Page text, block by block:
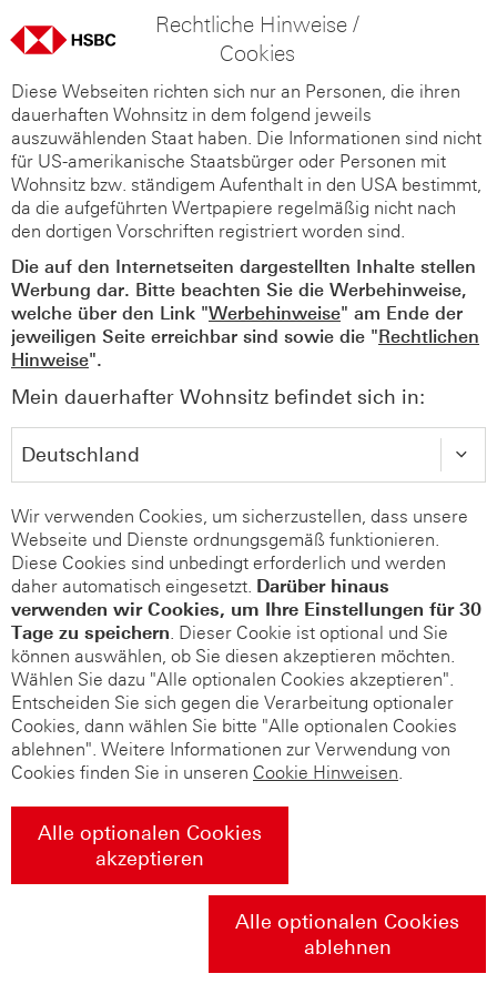
Rechtliche Hinweise /
Cookies
Diese Webseiten richten sich nur an Personen, die ihren
dauerhaften Wohnsitz in dem folgend jeweils
auszuwählenden Staat haben. Die Informationen sind nicht
für US-amerikanische Staatsbürger oder Personen mit
Wohnsitz bzw. ständigem Aufenthalt in den USA bestimmt,
da die aufgeführten Wertpapiere regelmäßig nicht nach
den dortigen Vorschriften registriert worden sind.
Die auf den Internetseiten dargestellten Inhalte stellen
Werbung dar. Bitte beachten Sie die Werbehinweise,
welche über den Link "Werbehinweise" am Ende der
jeweiligen Seite erreichbar sind sowie die "Rechtlichen
Hinweise".
Mein dauerhafter Wohnsitz befindet sich in:
Wir verwenden Cookies, um sicherzustellen, dass unsere
Webseite und Dienste ordnungsgemäß funktionieren.
Diese Cookies sind unbedingt erforderlich und werden
daher automatisch eingesetzt. Darüber hinaus
verwenden wir Cookies, um Ihre Einstellungen für 30
Tage zu speichern. Dieser Cookie ist optional und Sie
können auswählen, ob Sie diesen akzeptieren möchten.
Wählen Sie dazu "Alle optionalen Cookies akzeptieren".
Entscheiden Sie sich gegen die Verarbeitung optionaler
Cookies, dann wählen Sie bitte "Alle optionalen Cookies
ablehnen". Weitere Informationen zur Verwendung von
Cookies finden Sie in unseren Cookie Hinweisen.
Alle optionalen Cookies
akzeptieren
Alle optionalen Cookies
ablehnen